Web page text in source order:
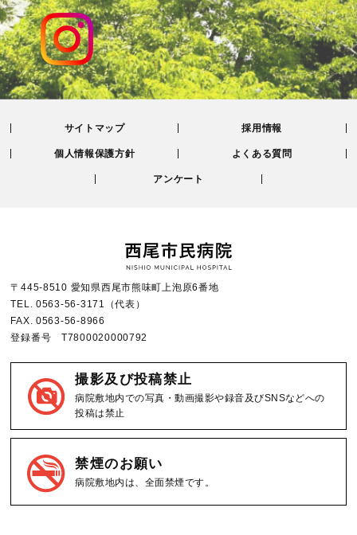
サイトマップ 採用情報
個人情報保護方針 よくある質問
アンケート
〒445-8510 愛知県西尾市熊味町上泡原6番地
TEL.0563-56-3171
（代表）
FAX.0563-56-8966
登録番号 T7800020000792
撮影及び投稿禁止
病院敷地内での写真・動画撮影や録音及びSNSなどへの
投稿は禁止
禁煙のお願い
病院敷地内は、全面禁煙です。